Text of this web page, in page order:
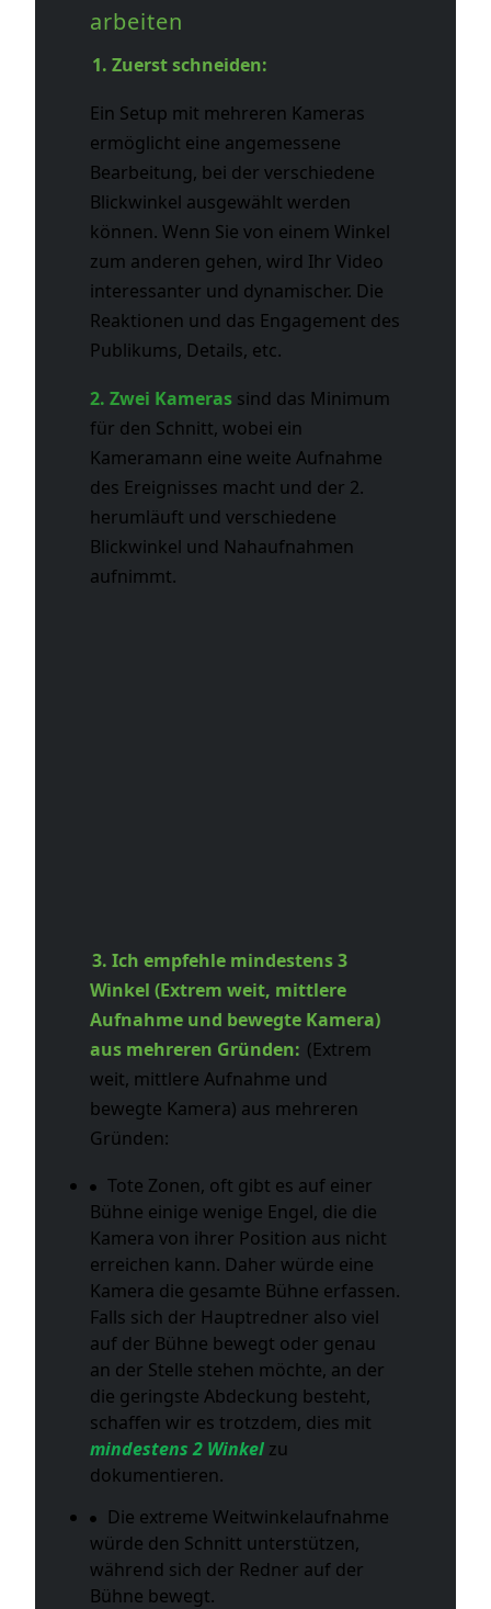
arbeiten
1. Zuerst schneiden:
Ein Setup mit mehreren Kameras
ermöglicht eine angemessene
Bearbeitung, bei der verschiedene
Blickwinkel ausgewählt werden
können. Wenn Sie von einem Winkel
zum anderen gehen, wird Ihr Video
interessanter und dynamischer. Die
Reaktionen und das Engagement des
Publikums, Details, etc.
2. Zwei Kameras sind das Minimum
für den Schnitt, wobei ein
Kameramann eine weite Aufnahme
des Ereignisses macht und der 2.
herumläuft und verschiedene
Blickwinkel und Nahaufnahmen
aufnimmt.
3. Ich empfehle mindestens 3
Winkel (Extrem weit, mittlere
Aufnahme und bewegte Kamera)
aus mehreren Gründen: (Extrem
weit, mittlere Aufnahme und
bewegte Kamera) aus mehreren
Gründen:
Tote Zonen, oft gibt es auf einer
Bühne einige wenige Engel, die die
Kamera von ihrer Position aus nicht
erreichen kann. Daher würde eine
Kamera die gesamte Bühne erfassen.
Falls sich der Hauptredner also viel
auf der Bühne bewegt oder genau
an der Stelle stehen möchte, an der
die geringste Abdeckung besteht,
schaffen wir es trotzdem, dies mit
mindestens 2 Winkel zu
dokumentieren.
Die extreme Weitwinkelaufnahme
würde den Schnitt unterstützen,
während sich der Redner auf der
Bühne bewegt.